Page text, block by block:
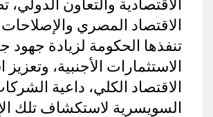
الاقتصادية والتعاون
الاقتصاد المصري والإصلاحات
تنفذها الحكومة لزيادة جهود
الاستثمارات الأجنبية، وتعزيز
الاقتصاد الكلي، داعية
السويسرية لاستكشاف تلك